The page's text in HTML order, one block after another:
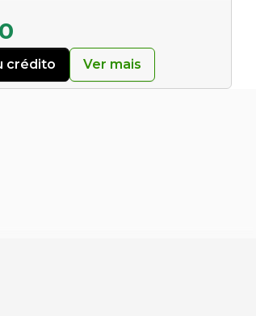
crédito Ver mais